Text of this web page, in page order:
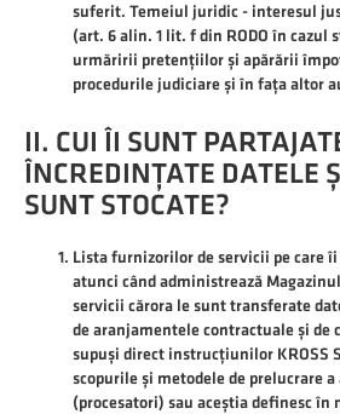
suferit. Temeiul juridic - interesul
(art. 6 alin. 1 lit. f din RODO în cazul
urmăririi pretențiilor și apărării
procedurile judiciare și în fața altor
II. CUI ÎI SUNT
ÎNCREDINȚATE DATELE
SUNT STOCATE?
Lista furnizorilor de servicii pe care îi
atunci când administrează
servicii cărora le sunt transferate
de aranjamentele contractuale și de
supuși direct instrucțiunilor KROSS
scopurile și metodele de prelucrare a
(procesatori) sau aceștia definesc în